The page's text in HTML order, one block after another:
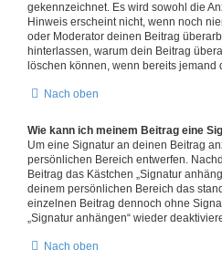
gekennzeichnet. Es wird sowohl die
Hinweis erscheint nicht, wenn noch
oder Moderator deinen Beitrag
hinterlassen, warum dein Beitrag
löschen können, wenn bereits jemand
Nach oben
Wie kann ich meinem Beitrag eine
Um eine Signatur an deinen Beitrag
persönlichen Bereich entwerfen.
Beitrag das Kästchen „Signatur
deinem persönlichen Bereich das
einzelnen Beitrag dennoch ohne
„Signatur anhängen“ wieder
Nach oben